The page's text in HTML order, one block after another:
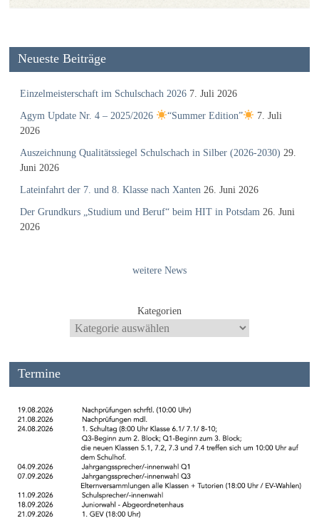
Neueste Beiträge
Einzelmeisterschaft im Schulschach 2026 7. Juli 2026
Agym Update Nr. 4 – 2025/2026 “Summer Edition”
7. Juli
2026
Auszeichnung Qualitätssiegel Schulschach in Silber (2026-2030) 29.
Juni 2026
Lateinfahrt der 7. und 8. Klasse nach Xanten 26. Juni 2026
Der Grundkurs „Studium und Beruf“ beim HIT in Potsdam 26. Juni
2026
weitere News
Kategorien
Termine